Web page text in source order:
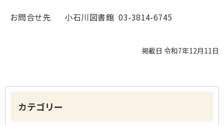
お問合せ先 小石川図書館 03-3814-6745
掲載日 令和7年12月11日
カテゴリー